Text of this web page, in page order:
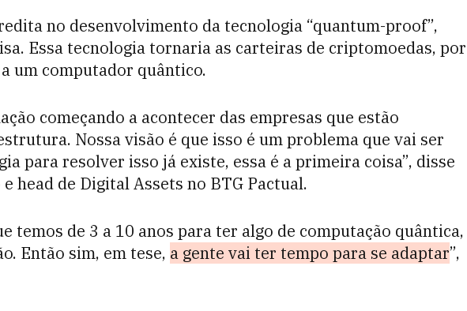
no desenvolvimento da tecnologia “quantum-proof”,
Essa tecnologia tornaria as carteiras de criptomoedas, por
um computador quântico.
começando a acontecer das empresas que estão
Nossa visão é que isso é um problema que vai ser
para resolver isso já existe, essa é a primeira coisa”, disse
head de Digital Assets no BTG Pactual.
temos de 3 a 10 anos para ter algo de computação quântica,
Então sim, em tese, a gente vai ter tempo para se adaptar”,